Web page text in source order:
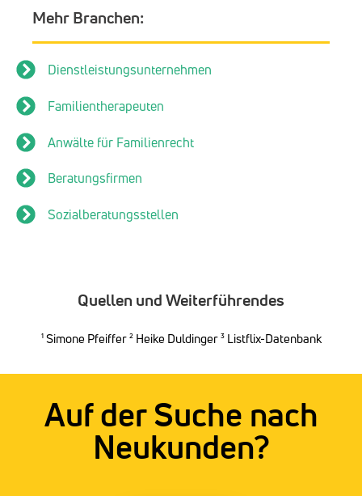
Mehr Branchen:
Dienstleistungsunternehmen
Familientherapeuten
Anwälte für Familienrecht
Beratungsfirmen
Sozialberatungsstellen
Quellen und Weiterführendes
¹Simone Pfeiffer²Heike Duldinger³ Listflix-Datenbank
Auf der Suche nach
Neukunden?